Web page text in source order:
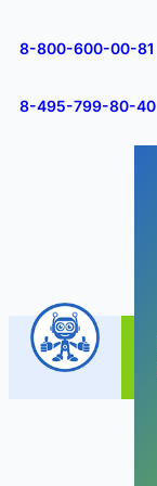
8-800-600-00-81
8-495-799-80-40